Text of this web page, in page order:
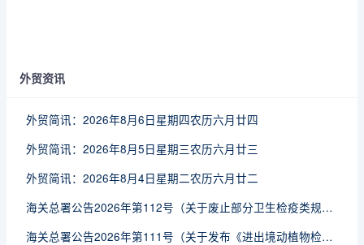
外贸资讯
外贸简讯：2026年8月6日星期四农历六月廿四
外贸简讯：2026年8月5日星期三农历六月廿三
外贸简讯：2026年8月4日星期二农历六月廿二
海关总署公告2026年第112号（关于废止部分卫生检疫类规范性文件的公告）
海关总署公告2026年第111号（关于发布《进出境动植物检疫处理监督管理工作规定》《进出境卫生处理监督管理工作规定》的公告）